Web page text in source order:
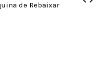
de Rebaixar